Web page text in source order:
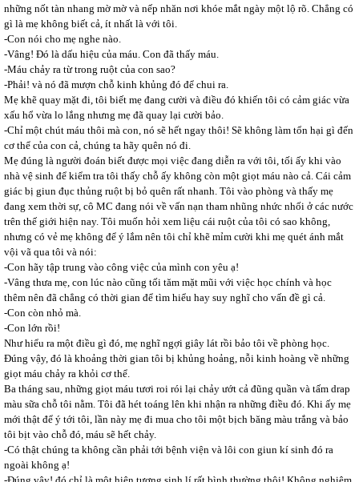
những nốt tàn nhang mờ mờ và nếp nhăn nơi khóe mắt ngày một lộ rõ. Chẳng có
gì là mẹ không biết cả, ít nhất là với tôi.
-Con nói cho mẹ nghe nào.
-Vâng! Đó là dấu hiệu của máu. Con đã thấy máu.
-Máu chảy ra từ trong ruột của con sao?
-Phải! và nó đã mượn chỗ kinh khủng đó để chui ra.
Mẹ khẽ quay mặt đi, tôi biết mẹ đang cười và điều đó khiến tôi có cảm giác vừa
xấu hổ vừa lo lắng nhưng mẹ đã quay lại cười bảo.
-Chỉ một chút máu thôi mà con, nó sẽ hết ngay thôi! Sẽ không làm tổn hại gì đến
cơ thể của con cả, chúng ta hãy quên nó đi.
Mẹ đúng là người đoán biết được mọi việc đang diễn ra với tôi, tối ấy khi vào
nhà vệ sinh để kiểm tra tôi thấy chỗ ấy không còn một giọt máu nào cả. Cái cảm
giác bị giun đục thủng ruột bị bỏ quên rất nhanh. Tôi vào phòng và thấy mẹ
đang xem thời sự, cô MC đang nói về vấn nạn tham nhũng nhức nhối ở các nước
trên thế giới hiện nay. Tôi muốn hỏi xem liệu cái ruột của tôi có sao không,
nhưng có vẻ mẹ không để ý lắm nên tôi chỉ khẽ mỉm cười khi mẹ quét ánh mắt
vội vã qua tôi và nói:
-Con hãy tập trung vào công việc của mình con yêu ạ!
-Vâng thưa mẹ, con lúc nào cũng tối tăm mặt mũi với việc học chính và học
thêm nên đã chẳng có thời gian để tìm hiểu hay suy nghĩ cho vấn đề gì cả.
-Con còn nhỏ mà.
-Con lớn rồi!
Như hiểu ra một điều gì đó, mẹ nghĩ ngợi giây lát rồi bảo tôi về phòng học.
Đúng vậy, đó là khoảng thời gian tôi bị khủng hoảng, nỗi kinh hoàng về những
giọt máu chảy ra khỏi cơ thể.
Ba tháng sau, những giọt máu tươi roi rói lại chảy ướt cả đũng quần và tấm drap
màu sữa chỗ tôi nằm. Tôi đã hét toáng lên khi nhận ra những điều đó. Khi ấy mẹ
mới thật để ý tới tôi, lần này mẹ đi mua cho tôi một bịch băng màu trắng và bảo
tôi bịt vào chỗ đó, máu sẽ hết chảy.
-Có thật chúng ta không cần phải tới bệnh viện và lôi con giun kí sinh đó ra
ngoài không ạ!